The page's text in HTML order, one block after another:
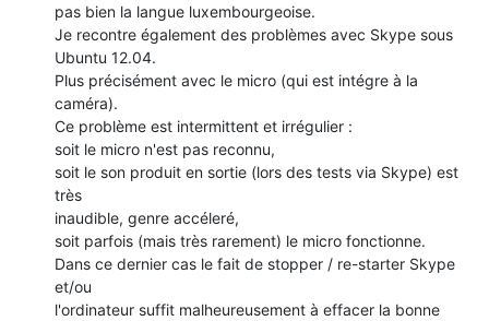
pas bien la langue luxembourgeoise.
Je recontre également des problèmes avec Skype sous
Ubuntu 12.04.
Plus précisément avec le micro (qui est intégre à la
caméra).
Ce problème est intermittent et irrégulier :
soit le micro n'est pas reconnu,
soit le son produit en sortie (lors des tests via Skype) est
très
inaudible, genre accéleré,
soit parfois (mais très rarement) le micro fonctionne.
Dans ce dernier cas le fait de stopper / re-starter Skype
et/ou
l'ordinateur suffit malheureusement à effacer la bonne